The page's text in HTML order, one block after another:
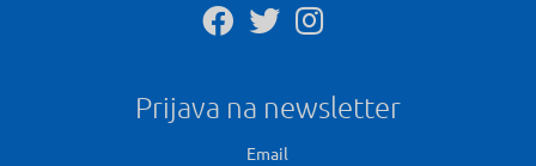
Prijava na newsletter
Email